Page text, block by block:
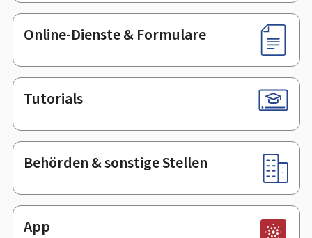
Online-Dienste & Formulare
Tutorials
Behörden & sonstige Stellen
App